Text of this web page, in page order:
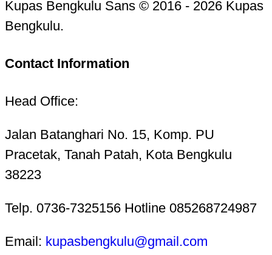
Kupas Bengkulu Sans © 2016 - 2026 Kupas
Bengkulu.
Contact Information
Head Office:
Jalan Batanghari No. 15, Komp. PU
Pracetak, Tanah Patah, Kota Bengkulu
38223
Telp. 0736-7325156 Hotline 085268724987
Email: kupasbengkulu@gmail.com